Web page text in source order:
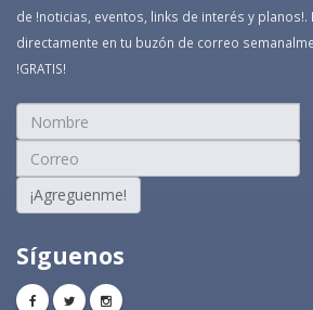
de !noticias, eventos, links de interés y planos!.
directamente en tu buzón de correo
!GRATIS!
¡Agreguenme!
Síguenos